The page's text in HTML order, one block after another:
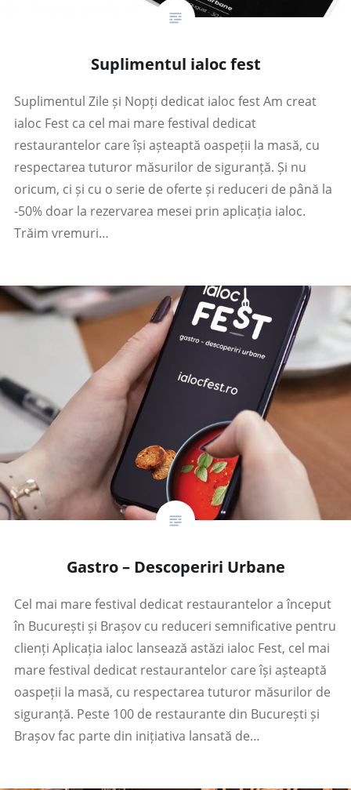
Suplimentul ialoc fest
Suplimentul Zile și Nopți dedicat ialoc fest Am creat
ialoc Fest ca cel mai mare festival dedicat
restaurantelor care își așteaptă oaspeții la masă, cu
respectarea tuturor măsurilor de siguranță. Și nu
oricum, ci și cu o serie de oferte și reduceri de până la
-50% doar la rezervarea mesei prin aplicația ialoc.
Trăim vremuri…
Gastro – Descoperiri Urbane
Cel mai mare festival dedicat restaurantelor a început
în București și Brașov cu reduceri semnificative pentru
clienți Aplicația ialoc lansează astăzi ialoc Fest, cel mai
mare festival dedicat restaurantelor care își așteaptă
oaspeții la masă, cu respectarea tuturor măsurilor de
siguranță. Peste 100 de restaurante din București și
Brașov fac parte din inițiativa lansată de…